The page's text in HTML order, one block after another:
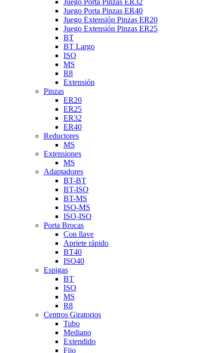
Juego Porta Pinzas ER40
Juego Extensión Pinzas ER20
Juego Extensión Pinzas ER25
BT
BT Largo
ISO
MS
R8
Extensión
Pinzas
ER20
ER25
ER32
ER40
Reductores
MS
Extensiones
MS
Adaptadores
BT-BT
BT-ISO
BT-MS
ISO-MS
ISO-ISO
Porta Brocas
Con llave
Apriete rápido
BT40
ISO40
Espigas
BT
ISO
MS
R8
Centros Giratorios
Tubo
Mediano
Extendido
Fijo